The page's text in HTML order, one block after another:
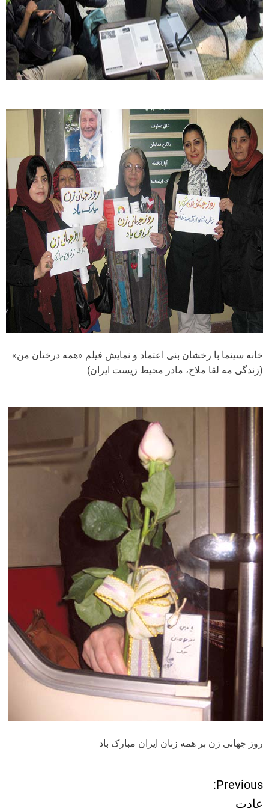
خانه سینما با رخشان بنی اعتماد و نمایش فیلم «همه درختان من»
(زندگی مه لقا ملاح، مادر محیط زیست ایران)
روز جهانی زن بر همه زنان ایران مبارک باد
ر
Previous:
عادت